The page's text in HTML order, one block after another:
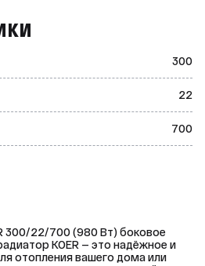
300
22
700
300/22/700 (980 Вт) боковое
отопления вашего дома или